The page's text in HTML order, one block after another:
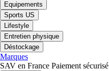
Equipements
Sports US
Lifestyle
Entretien physique
Déstockage
Marques
SAV en France Paiement sécurisé